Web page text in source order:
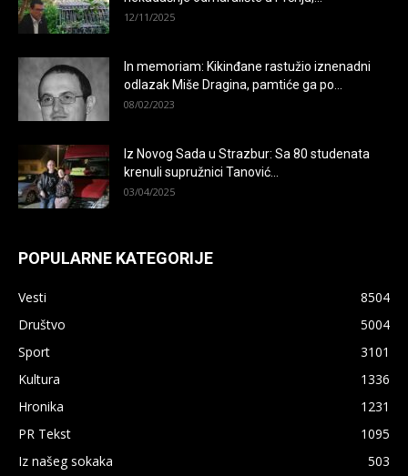
12/11/2025
In memoriam: Kikinđane rastužio iznenadni
odlazak Miše Dragina, pamtiće ga po...
08/02/2023
Iz Novog Sada u Strazbur: Sa 80 studenata
krenuli supružnici Tanović...
03/04/2025
POPULARNE KATEGORIJE
Vesti
8504
Društvo
5004
Sport
3101
Kultura
1336
Hronika
1231
PR Tekst
1095
Iz našeg sokaka
503